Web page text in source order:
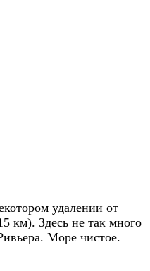
удалении от
км). Здесь не так много
Море чистое.